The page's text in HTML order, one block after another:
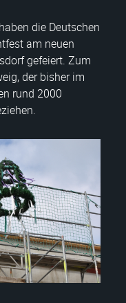
die Deutschen
am neuen
gefeiert. Zum
der bisher im
rund 2000